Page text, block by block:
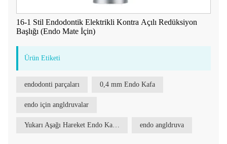
16-1 Stil Endodontik Elektrikli Kontra Açılı Redüksiyon
Başlığı (Endo Mate İçin)
Ürün Etiketi
endodonti parçaları 0,4 mm Endo Kafa
endo için angldruvalar
Yukarı Aşağı Hareket Endo Kafası endo angldruva